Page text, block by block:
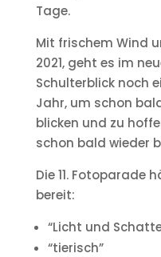
Tage.
Mit frischem Wind
2021, geht es im
Schulterblick noch
Jahr, um schon
blicken und zu
schon bald wieder
Die 11. Fotoparade
bereit:
“Licht und
“tierisch”